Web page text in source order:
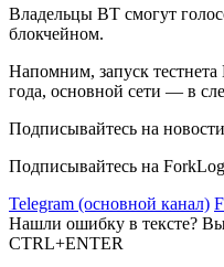
Владельцы BT смогут
блокчейном.
Напомним, запуск тестнета
года, основной сети — в
Подписывайтесь на
Подписывайтесь на
Telegram (основной канал)
Нашли ошибку в тексте?
CTRL+ENTER